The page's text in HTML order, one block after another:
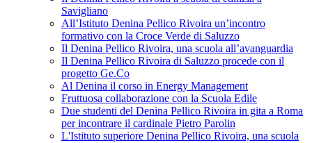
Savigliano
All’Istituto Denina Pellico Rivoira un’incontro
formativo con la Croce Verde di Saluzzo
Il Denina Pellico Rivoira, una scuola all’avanguardia
Il Denina Pellico Rivoira di Saluzzo procede con il
progetto Ge.Co
Al Denina il corso in Energy Management
Fruttuosa collaborazione con la Scuola Edile
Due studenti del Denina Pellico Rivoira in gita a Roma
per incontrare il cardinale Pietro Parolin
L'Istituto superiore Denina Pellico Rivoira, una scuola